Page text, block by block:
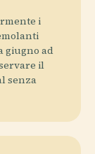
i
giugno ad
il
senza